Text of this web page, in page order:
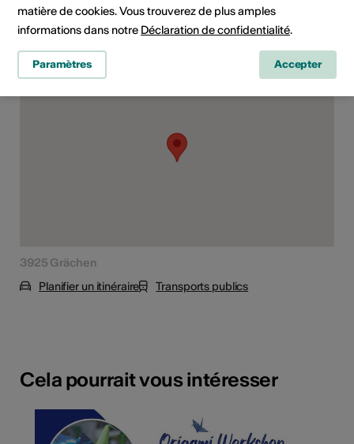
Lieu de la formation
3925 Grächen
Planifier un itinéraire
Transports publics
Cela pourrait vous intéresser
matière de cookies. Vous trouverez de plus amples
informations dans notre Déclaration de confidentialité.
Paramètres Accepter